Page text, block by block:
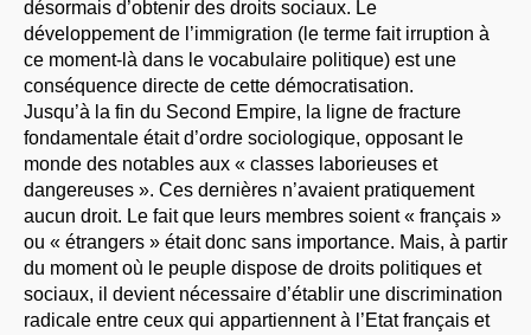
désormais d’obtenir des droits sociaux. Le
développement de l’immigration (le terme fait irruption à
ce moment-là dans le vocabulaire politique) est une
conséquence directe de cette démocratisation.
Jusqu’à la fin du Second Empire, la ligne de fracture
fondamentale était d’ordre sociologique, opposant le
monde des notables aux « classes laborieuses et
dangereuses ». Ces dernières n’avaient pratiquement
aucun droit. Le fait que leurs membres soient « français »
ou « étrangers » était donc sans importance. Mais, à partir
du moment où le peuple dispose de droits politiques et
sociaux, il devient nécessaire d’établir une discrimination
radicale entre ceux qui appartiennent à l’Etat français et